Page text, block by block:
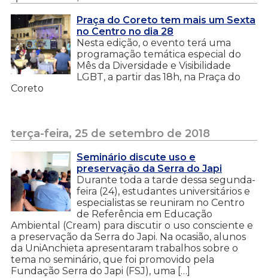
Praça do Coreto tem mais um Sexta
no Centro no dia 28
Nesta edição, o evento terá uma
programação temática especial do
Mês da Diversidade e Visibilidade
LGBT, a partir das 18h, na Praça do
Coreto
terça-feira, 25 de setembro de 2018
Seminário discute uso e
preservação da Serra do Japi
Durante toda a tarde dessa segunda-
feira (24), estudantes universitários e
especialistas se reuniram no Centro
de Referência em Educação
Ambiental (Cream) para discutir o uso consciente e
a preservação da Serra do Japi. Na ocasião, alunos
da UniAnchieta apresentaram trabalhos sobre o
tema no seminário, que foi promovido pela
Fundação Serra do Japi (FSJ), uma […]